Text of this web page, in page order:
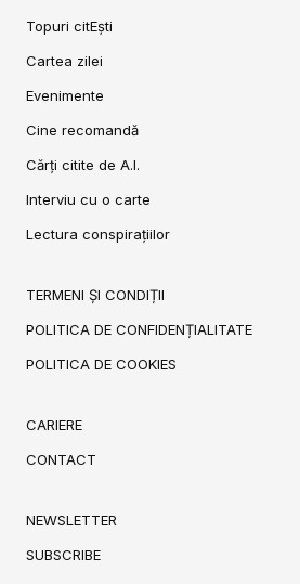
Topuri citEști
Cartea zilei
Evenimente
Cine recomandă
Cărți citite de A.I.
Interviu cu o carte
Lectura conspirațiilor
TERMENI ȘI CONDIȚII
POLITICA DE CONFIDENȚIALITATE
POLITICA DE COOKIES
CARIERE
CONTACT
NEWSLETTER
SUBSCRIBE